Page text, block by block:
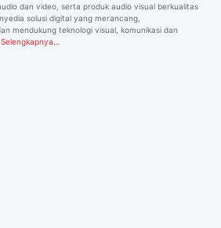
dan video, serta produk audio visual berkualitas
solusi digital yang merancang,
mendukung teknologi visual, komunikasi dan
Selengkapnya…